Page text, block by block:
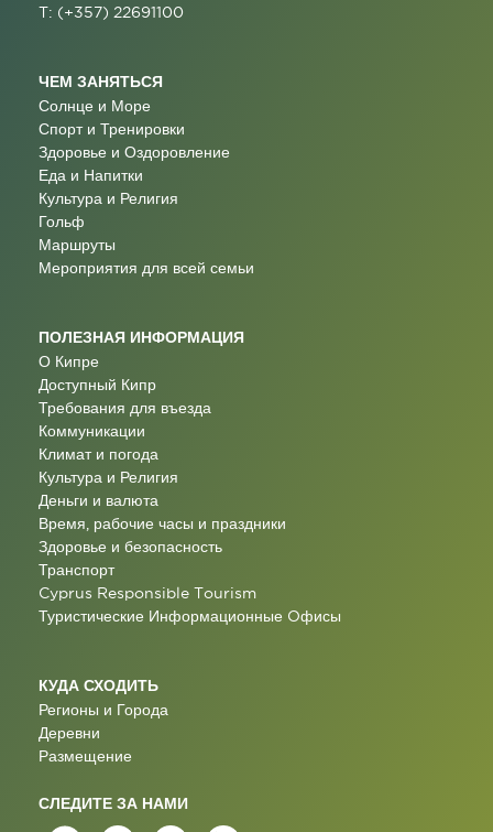
T: (+357) 22691100
ЧЕМ ЗАНЯТЬСЯ
Солнце и Море
Спорт и Тренировки
Здоровье и Оздоровление
Еда и Напитки
Культура и Религия
Гольф
Маршруты
Мероприятия для всей семьи
ПОЛЕЗНАЯ ИНФОРМАЦИЯ
О Кипре
Доступный Кипр
Требования для въезда
Коммуникации
Климат и погода
Культура и Религия
Деньги и валюта
Время, рабочие часы и праздники
Здоровье и безопасность
Транспорт
Cyprus Responsible Tourism
Туристические Информационные Oфисы
КУДА СХОДИТЬ
Регионы и Города
Деревни
Размещение
СЛЕДИТЕ ЗА НАМИ